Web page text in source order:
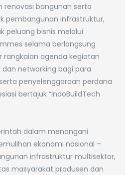
renovasi bangunan serta
pembangunan infrastruktur,
peluang bisnis melalui
selama berlangsung
rangkaian agenda kegiatan
networking bagi para
penyelenggaraan perdana
bertajuk “IndoBuildTech
dalam menangani
ekonomi nasional –
infrastruktur multisektor,
masyarakat produsen dan